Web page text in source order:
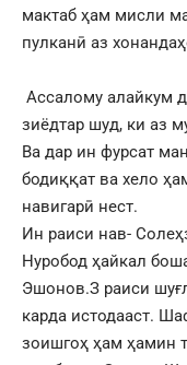
мактаб ҳам мисли
пулканӣ аз
Ассалому алайкум
зиёдтар шуд, ки аз
Ва дар ин фурсат
бодиққат ва хело
навигарӣ нест.
Ин раиси нав-
Нуробод ҳайкал
Эшонов.З раиси
карда истодааст.
зоишгоҳ ҳам ҳамин